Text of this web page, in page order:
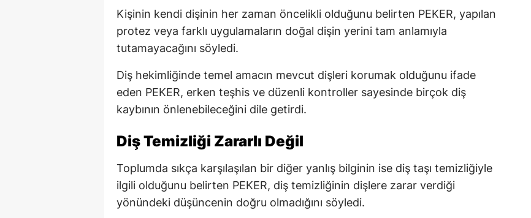
Kişinin kendi dişinin her zaman öncelikli olduğunu belirten PEKER, yapılan
protez veya farklı uygulamaların doğal dişin yerini tam anlamıyla
tutamayacağını söyledi.
Diş hekimliğinde temel amacın mevcut dişleri korumak olduğunu ifade
eden PEKER, erken teşhis ve düzenli kontroller sayesinde birçok diş
kaybının önlenebileceğini dile getirdi.
Diş Temizliği Zararlı Değil
Toplumda sıkça karşılaşılan bir diğer yanlış bilginin ise diş taşı temizliğiyle
ilgili olduğunu belirten PEKER, diş temizliğinin dişlere zarar verdiği
yönündeki düşüncenin doğru olmadığını söyledi.